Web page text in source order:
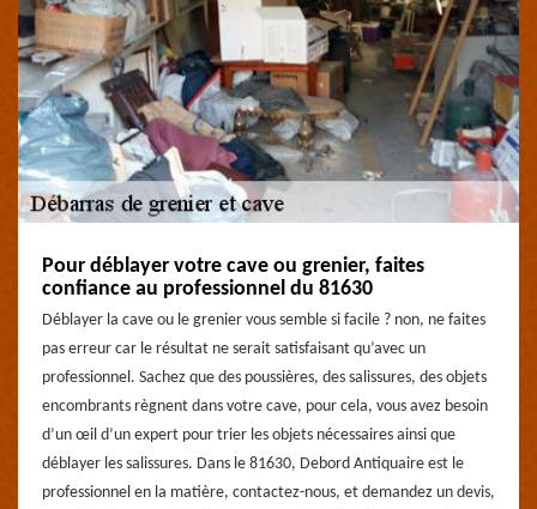
Pour déblayer votre cave ou grenier, faites
confiance au professionnel du 81630
Déblayer la cave ou le grenier vous semble si facile ? non, ne faites
pas erreur car le résultat ne serait satisfaisant qu’avec un
professionnel. Sachez que des poussières, des salissures, des objets
encombrants règnent dans votre cave, pour cela, vous avez besoin
d’un œil d’un expert pour trier les objets nécessaires ainsi que
déblayer les salissures. Dans le 81630, Debord Antiquaire est le
professionnel en la matière, contactez-nous, et demandez un devis,